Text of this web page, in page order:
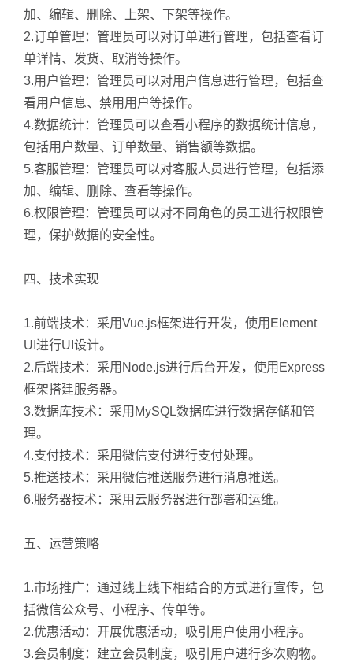
加、编辑、删除、上架、下架等操作。
2.订单管理：管理员可以对订单进行管理，包括查看订
单详情、发货、取消等操作。
3.用户管理：管理员可以对用户信息进行管理，包括查
看用户信息、禁用用户等操作。
4.数据统计：管理员可以查看小程序的数据统计信息，
包括用户数量、订单数量、销售额等数据。
5.客服管理：管理员可以对客服人员进行管理，包括添
加、编辑、删除、查看等操作。
6.权限管理：管理员可以对不同角色的员工进行权限管
理，保护数据的安全性。
四、技术实现
1.前端技术：采用Vue.js框架进行开发，使用Element
UI进行UI设计。
2.后端技术：采用Node.js进行后台开发，使用Express
框架搭建服务器。
3.数据库技术：采用MySQL数据库进行数据存储和管
理。
4.支付技术：采用微信支付进行支付处理。
5.推送技术：采用微信推送服务进行消息推送。
6.服务器技术：采用云服务器进行部署和运维。
五、运营策略
1.市场推广：通过线上线下相结合的方式进行宣传，包
括微信公众号、小程序、传单等。
2.优惠活动：开展优惠活动，吸引用户使用小程序。
3.会员制度：建立会员制度，吸引用户进行多次购物。